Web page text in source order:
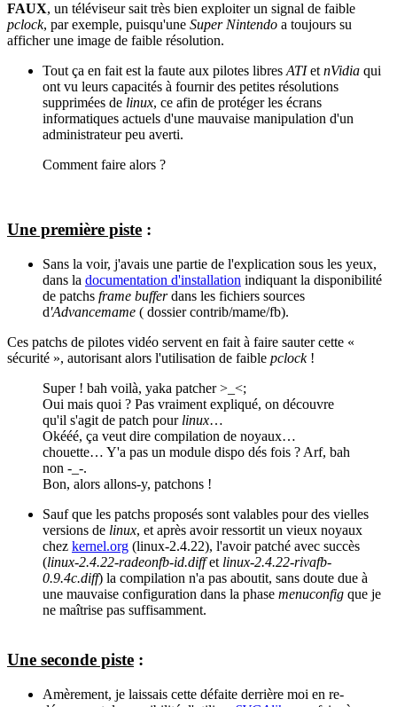
FAUX, un téléviseur sait très bien exploiter un signal de faible
pclock, par exemple, puisqu'une Super Nintendo a toujours su
afficher une image de faible résolution.
Tout ça en fait est la faute aux pilotes libres ATIet nVidia qui
ont vu leurs capacités à fournir des petites résolutions
supprimées de linux, ce afin de protéger les écrans
informatiques actuels d'une mauvaise manipulation d'un
administrateur peu averti.
Comment faire alors ?
Une première piste :
Sans la voir, j'avais une partie de l'explication sous les yeux,
dans la documentation d'installation indiquant la disponibilité
de patchs frame bufferdans les fichiers sources
d'Advancemame ( dossier contrib/mame/fb).
Ces patchs de pilotes vidéo servent en fait à faire sauter cette «
sécurité », autorisant alors l'utilisation de faible pclock!
Super ! bah voilà, yaka patcher >_<;
Oui mais quoi ? Pas vraiment expliqué, on découvre
qu'il s'agit de patch pour linux…
Okééé, ça veut dire compilation de noyaux…
chouette… Y'a pas un module dispo dés fois ? Arf, bah
non -_-.
Bon, alors allons-y, patchons !
Sauf que les patchs proposés sont valables pour des vielles
versions de linux, et après avoir ressortit un vieux noyaux
chez kernel.org (linux-2.4.22), l'avoir patché avec succès
(linux-2.4.22-radeonfb-id.diffet linux-2.4.22-rivafb-
0.9.4c.diff) la compilation n'a pas aboutit, sans doute due à
une mauvaise configuration dans la phase menuconfig que je
ne maîtrise pas suffisamment.
Une seconde piste :
Amèrement, je laissais cette défaite derrière moi en re-